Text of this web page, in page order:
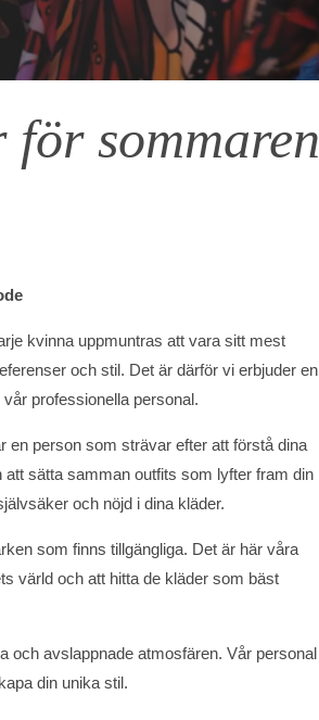
sommaren
kvinna uppmuntras att vara sitt mest
och stil. Det är därför vi erbjuder en
professionella personal.
en person som strävar efter att förstå dina
sätta samman outfits som lyfter fram din
och nöjd i dina kläder.
som finns tillgängliga. Det är här våra
värld och att hitta de kläder som bäst
och avslappnade atmosfären. Vår personal
din unika stil.